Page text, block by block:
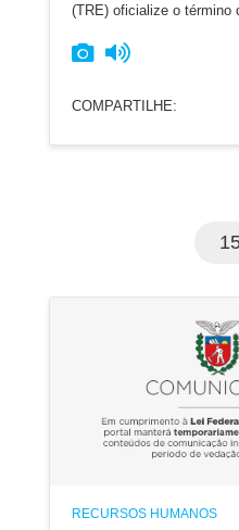
(TRE) oficialize o término
COMPARTILHE:
RECURSOS HUMANOS